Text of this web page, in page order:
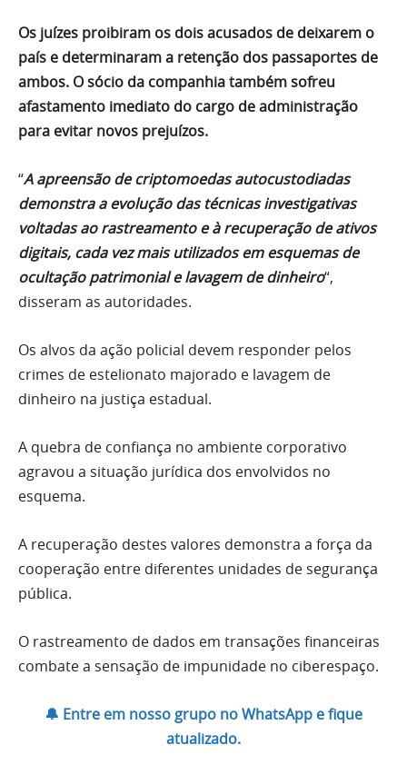
Os juízes proibiram os dois acusados de deixarem o
país e determinaram a retenção dos passaportes de
ambos. O sócio da companhia também sofreu
afastamento imediato do cargo de administração
para evitar novos prejuízos.
“A apreensão de criptomoedas autocustodiadas
demonstra a evolução das técnicas investigativas
voltadas ao rastreamento e à recuperação de ativos
digitais, cada vez mais utilizados em esquemas de
ocultação patrimonial e lavagem de dinheiro“,
disseram as autoridades.
Os alvos da ação policial devem responder pelos
crimes de estelionato majorado e lavagem de
dinheiro na justiça estadual.
A quebra de confiança no ambiente corporativo
agravou a situação jurídica dos envolvidos no
esquema.
A recuperação destes valores demonstra a força da
cooperação entre diferentes unidades de segurança
pública.
O rastreamento de dados em transações financeiras
combate a sensação de impunidade no ciberespaço.
🔔 Entre em nosso grupo no WhatsApp e fique
atualizado.